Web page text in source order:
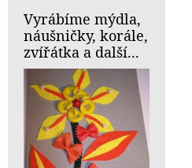
Vyrábíme mýdla,
náušničky, korále,
zvířátka a další...